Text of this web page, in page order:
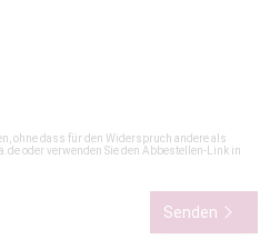
ohne dass für den Widerspruch andere als
oder verwenden Sie den Abbestellen-Link in
Senden